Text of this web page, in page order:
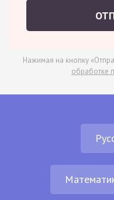
Нажимая на кнопку
обработке